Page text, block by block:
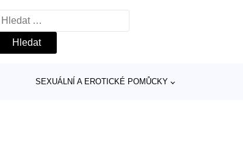
Vyhledávání
SEXUÁLNÍ A EROTICKÉ POMŮCKY